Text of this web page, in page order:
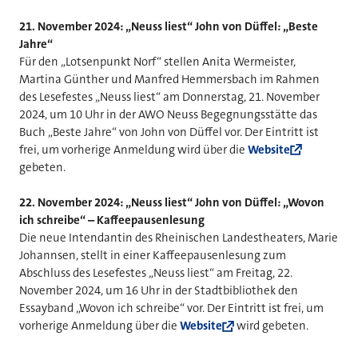
21. November 2024: „Neuss liest“ John von Düffel: „Beste
Jahre“
Für den „Lotsenpunkt Norf“ stellen Anita Wermeister,
Martina Günther und Manfred Hemmersbach im Rahmen
des Lesefestes „Neuss liest“ am Donnerstag, 21. November
2024, um 10 Uhr in der AWO Neuss Begegnungsstätte das
Buch „Beste Jahre“ von John von Düffel vor. Der Eintritt ist
frei, um vorherige Anmeldung wird über die Website
gebeten.
22. November 2024: „Neuss liest“ John von Düffel: „Wovon
ich schreibe“ – Kaffeepausenlesung
Die neue Intendantin des Rheinischen Landestheaters, Marie
Johannsen, stellt in einer Kaffeepausenlesung zum
Abschluss des Lesefestes „Neuss liest“ am Freitag, 22.
November 2024, um 16 Uhr in der Stadtbibliothek den
Essayband „Wovon ich schreibe“ vor. Der Eintritt ist frei, um
vorherige Anmeldung über die Website wird gebeten.